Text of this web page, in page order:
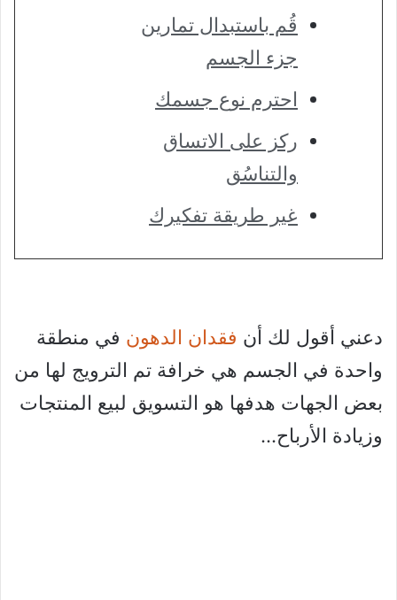
قُم باستبدال تمارين
جزء الجسم
احترم نوع جسمك
ركز على الاتساق
والتناسُق
غير طريقة تفكيرك
دعني أقول لك أن فقدان الدهون في منطقة
واحدة في الجسم هي خرافة تم الترويج لها من
بعض الجهات هدفها هو التسويق لبيع المنتجات
وزيادة الأرباح…